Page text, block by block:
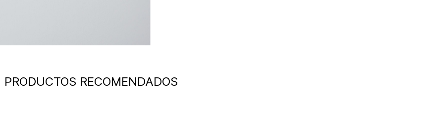
PRODUCTOS RECOMENDADOS